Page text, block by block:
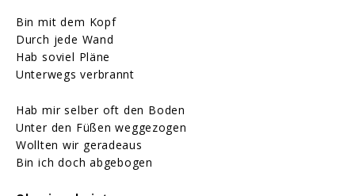
Bin mit dem Kopf
Durch jede Wand
Hab soviel Pläne
Unterwegs verbrannt
Hab mir selber oft den Boden
Unter den Füßen weggezogen
Wollten wir geradeaus
Bin ich doch abgebogen